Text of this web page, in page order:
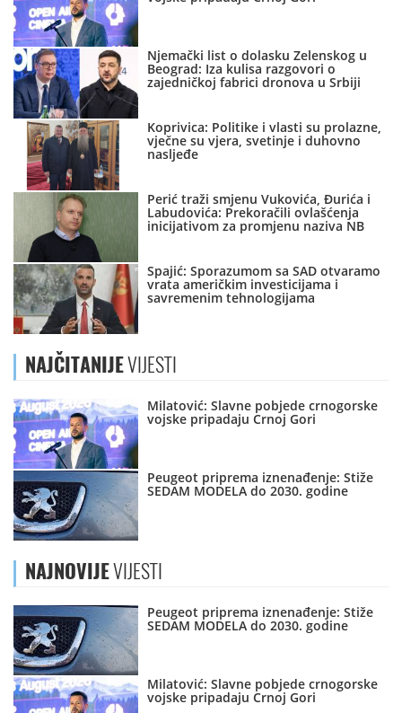
Njemački list o dolasku Zelenskog u
Beograd: Iza kulisa razgovori o
zajedničkoj fabrici dronova u Srbiji
Koprivica: Politike i vlasti su prolazne,
vječne su vjera, svetinje i duhovno
nasljeđe
Perić traži smjenu Vukovića, Đurića i
Labudovića: Prekoračili ovlašćenja
inicijativom za promjenu naziva NB
Spajić: Sporazumom sa SAD otvaramo
vrata američkim investicijama i
savremenim tehnologijama
NAJČITANIJEVIJESTI
Milatović: Slavne pobjede crnogorske
vojske pripadaju Crnoj Gori
Peugeot priprema iznenađenje: Stiže
SEDAM MODELA do 2030. godine
NAJNOVIJEVIJESTI
Peugeot priprema iznenađenje: Stiže
SEDAM MODELA do 2030. godine
Milatović: Slavne pobjede crnogorske
vojske pripadaju Crnoj Gori